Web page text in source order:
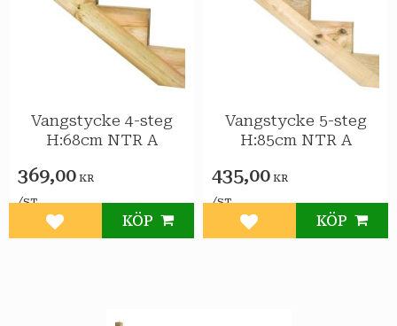
Vangstycke 4-steg
H:68cm NTR A
369,00 KR
/ST
Lägg till i favoriter
KÖP
Vangstycke 5-steg
H:85cm NTR A
435,00 KR
/ST
Lägg till i favoriter
KÖP